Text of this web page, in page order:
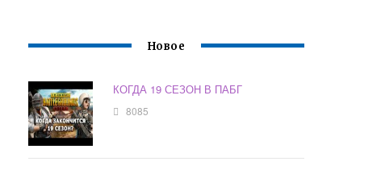
Новое
КОГДА 19 СЕЗОН В ПАБГ
8085